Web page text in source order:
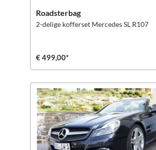
Roadsterbag
2-delige kofferset Mercedes SL R107
€ 499,00*